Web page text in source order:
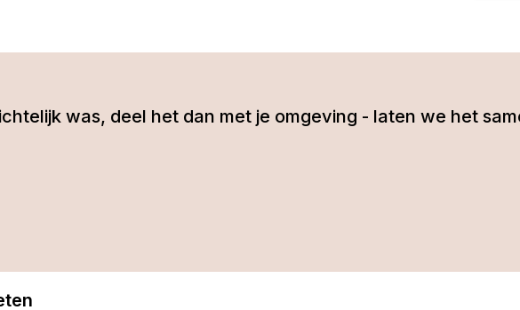
was, deel het dan met je omgeving - laten we het